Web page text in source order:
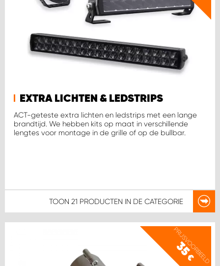
EXTRA LICHTEN & LEDSTRIPS
ACT-geteste extra lichten en ledstrips met een lange
brandtijd. We hebben kits op maat in verschillende
lengtes voor montage in de grille of op de bullbar.
TOON 21 PRODUCTEN IN DE CATEGORIE
PRIJSVOORBEELD
35
€
WORK SYSTEM RIDDERKERK
WORK SYSTEM UITHOORN
WORK SYSTEM WILLEMSTAD